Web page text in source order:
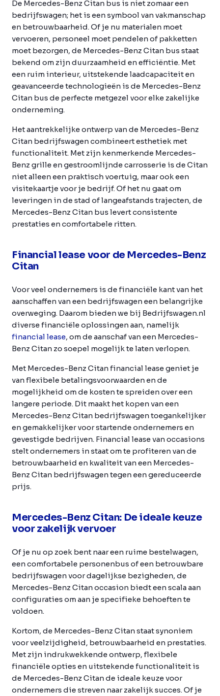
De Mercedes-Benz Citan bus is niet zomaar een
bedrijfswagen; het is een symbool van vakmanschap
en betrouwbaarheid. Of je nu materialen moet
vervoeren, personeel moet pendelen of pakketten
moet bezorgen, de Mercedes-Benz Citan bus staat
bekend om zijn duurzaamheid en efficiëntie. Met
een ruim interieur, uitstekende laadcapaciteit en
geavanceerde technologieën is de Mercedes-Benz
Citan bus de perfecte metgezel voor elke zakelijke
onderneming.
Het aantrekkelijke ontwerp van de Mercedes-Benz
Citan bedrijfswagen combineert esthetiek met
functionaliteit. Met zijn kenmerkende Mercedes-
Benz grille en gestroomlijnde carrosserie is de Citan
niet alleen een praktisch voertuig, maar ook een
visitekaartje voor je bedrijf. Of het nu gaat om
leveringen in de stad of langeafstands trajecten, de
Mercedes-Benz Citan bus levert consistente
prestaties en comfortabele ritten.
Financial lease voor de Mercedes-Benz
Citan
Voor veel ondernemers is de financiële kant van het
aanschaffen van een bedrijfswagen een belangrijke
overweging. Daarom bieden we bij Bedrijfswagen.nl
diverse financiële oplossingen aan, namelijk
financial lease, om de aanschaf van een Mercedes-
Benz Citan zo soepel mogelijk te laten verlopen.
Met Mercedes-Benz Citan financial lease geniet je
van flexibele betalingsvoorwaarden en de
mogelijkheid om de kosten te spreiden over een
langere periode. Dit maakt het kopen van een
Mercedes-Benz Citan bedrijfswagen toegankelijker
en gemakkelijker voor startende ondernemers en
gevestigde bedrijven. Financial lease van occasions
stelt ondernemers in staat om te profiteren van de
betrouwbaarheid en kwaliteit van een Mercedes-
Benz Citan bedrijfswagen tegen een gereduceerde
prijs.
Mercedes-Benz Citan: De ideale keuze
voor zakelijk vervoer
Of je nu op zoek bent naar een ruime bestelwagen,
een comfortabele personenbus of een betrouwbare
bedrijfswagen voor dagelijkse bezigheden, de
Mercedes-Benz Citan occasion biedt een scala aan
configuraties om aan je specifieke behoeften te
voldoen.
Kortom, de Mercedes-Benz Citan staat synoniem
voor veelzijdigheid, betrouwbaarheid en prestaties.
Met zijn indrukwekkende ontwerp, flexibele
financiële opties en uitstekende functionaliteit is
de Mercedes-Benz Citan de ideale keuze voor
ondernemers die streven naar zakelijk succes. Of je